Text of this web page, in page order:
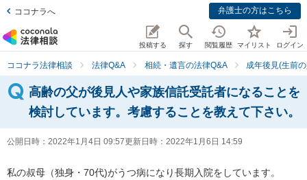
ココナラへ 弁護士の方はこちら
投稿する 探す 閲覧履歴 マイリスト ログイン
ココナラ法律相談 法律Q&A 相続・遺言の法律Q&A 成年後見(生前
高齢の父が後見人や家族信託受託者になることを
検討しています。考慮することを教えて下さい。
公開日時： 2022年1月4日 09:57更新日時： 2022年1月6日 14:59
私の叔母（独身・70代)がうつ病になり長期入院をしています。